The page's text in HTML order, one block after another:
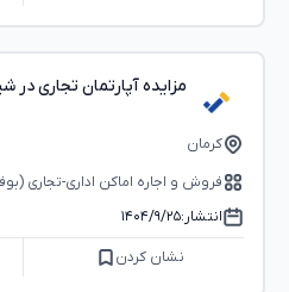
مزایده آپارتمان تجاری در
کرمان
فروش و اجاره اماکن اداری-تجاری
انتشار:۱۴۰۴/۹/۲۵
نشان کردن